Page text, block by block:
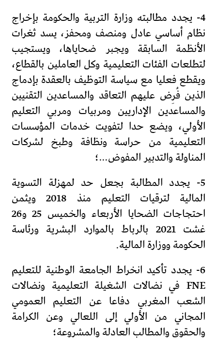
4- يجدد مطالبته وزارة التربية والحكومة بإخراج
نظام أساسي عادل ومنصف ومحفز، يسد ثغرات
الأنظمة السابقة ويجبر ضحاياها، ويستجيب
لتطلعات الفئات التعليمية وكل العاملين بالقطاع،
ويقطع فعليا مع سياسة التوظيف بالعقدة بإدماج
الذين فُرِض عليهم التعاقد والمساعدين التقنيين
والمساعدين الإداريين ومربيات ومربي التعليم
الأولي، ويضع حدا لتفويت خدمات المؤسسات
التعليمية من حراسة ونظافة وطبخ لشركات
المناولة والتدبير المفوض…؛
5- يجدد المطالبة بجعل حد لمهزلة التسوية
المالية لترقيات التعليم منذ 2018 ويثمن
احتجاجات الضحايا الأربعاء والخميس 25 و26
غشت 2021 بالرباط بالموارد البشرية ورئاسة
الحكومة ووزارة المالية.
6- يجدد تأكيد انخراط الجامعة الوطنية للتعليم
FNE في نضالات الشغيلة التعليمية ونضالات
الشعب المغربي دفاعا عن التعليم العمومي
المجاني من الأولي إلى اللعالي وعن الكرامة
والحقوق والمطالب العادلة والمشروعة؛